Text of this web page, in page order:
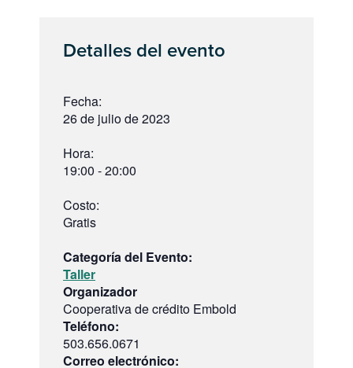
Detalles del evento
Fecha:
26 de julio de 2023
Hora:
19:00 - 20:00
Costo:
Gratis
Categoría del Evento:
Taller
Organizador
Cooperativa de crédito Embold
Teléfono:
503.656.0671
Correo electrónico: